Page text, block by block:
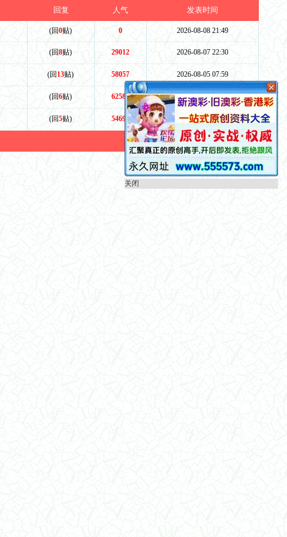
回复 人气 发表时间
(回0贴) 0 2026-08-08 21:49
(回8贴) 29012 2026-08-07 22:30
(回 13贴) 58057 2026-08-05 07:59
(回6贴) 62583 2026-08-02 09:39
(回5贴) 54690 2026-07-31 08:27
关闭